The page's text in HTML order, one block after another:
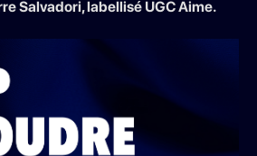
Salvadori, labellisé UGC Aime.